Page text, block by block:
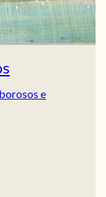
e